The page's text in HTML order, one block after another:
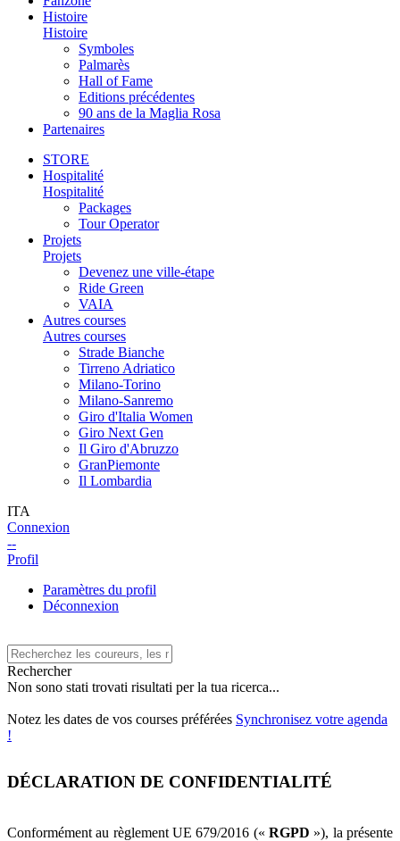
Histoire
Histoire
Symboles
Palmarès
Hall of Fame
Editions précédentes
90 ans de la Maglia Rosa
Partenaires
STORE
Hospitalité
Hospitalité
Packages
Tour Operator
Projets
Projets
Devenez une ville-étape
Ride Green
VAIA
Autres courses
Autres courses
Strade Bianche
Tirreno Adriatico
Milano-Torino
Milano-Sanremo
Giro d'Italia Women
Giro Next Gen
Il Giro d'Abruzzo
GranPiemonte
Il Lombardia
ITA
Connexion
--
Profil
Paramètres du profil
Déconnexion
Rechercher
Non sono stati trovati risultati per la tua ricerca...
Notez les dates de vos courses préférées Synchronisez votre agenda
!
DÉCLARATION DE CONFIDENTIALITÉ
Conformément au règlement UE 679/2016 (« RGPD »), la présente